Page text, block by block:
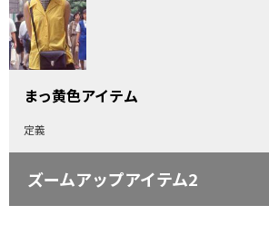
まっ黄色アイテム
定義
ズームアップアイテム2